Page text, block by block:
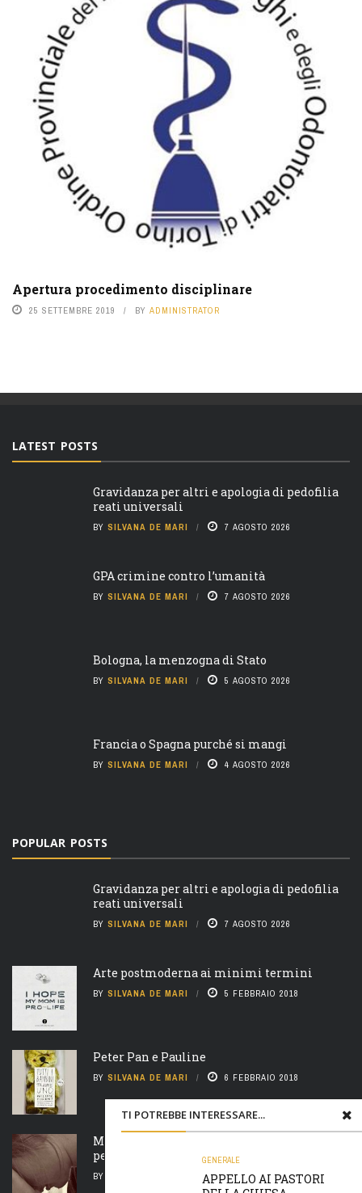
Apertura procedimento disciplinare
25 SETTEMBRE 2019 BY ADMINISTRATOR
TI POTREBBE INTERESSARE...
GENERALE
APPELLO AI PASTORI
LATEST POSTS
Gravidanza per altri e apologia di pedofilia
reati universali
BY SILVANA DE MARI 7 AGOSTO 2026
GPA crimine contro l’umanità
BY SILVANA DE MARI 7 AGOSTO 2026
Bologna, la menzogna di Stato
BY SILVANA DE MARI 5 AGOSTO 2026
Francia o Spagna purché si mangi
BY SILVANA DE MARI 4 AGOSTO 2026
POPULAR POSTS
Gravidanza per altri e apologia di pedofilia
reati universali
BY SILVANA DE MARI 7 AGOSTO 2026
Arte postmoderna ai minimi termini
BY SILVANA DE MARI 5 FEBBRAIO 2018
Peter Pan e Pauline
BY SILVANA DE MARI 6 FEBBRAIO 2018
Madre natura è un’ arcigna megera e non
perdona nulla
BY 7 FEBBRAIO 2018